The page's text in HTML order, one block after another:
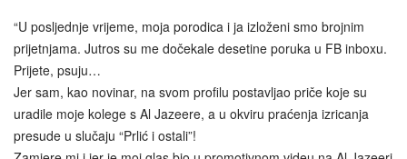
“U posljednje vrijeme, moja porodica i ja izloženi smo brojnim
prijetnjama. Jutros su me dočekale desetine poruka u FB inboxu.
Prijete, psuju…
Jer sam, kao novinar, na svom profilu postavljao priče koje su
uradile moje kolege s Al Jazeere, a u okviru praćenja izricanja
presude u slučaju “Prlić i ostali”!